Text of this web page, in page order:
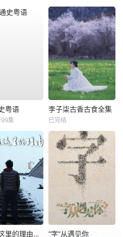
粤语
集
李子柒古香古食全集
已完结
我住在这里的理由第三季 “字”从遇见你